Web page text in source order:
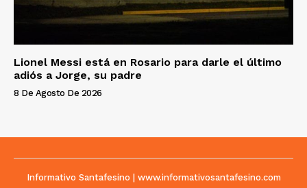
Lionel Messi está en Rosario para darle el último
adiós a Jorge, su padre
8 De Agosto De 2026
Informativo Santafesino | www.informativosantafesino.com